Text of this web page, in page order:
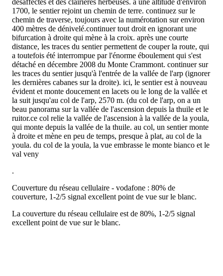
désaffectés et des clairières herbeuses. à une altitude d'environ
1700, le sentier rejoint un chemin de terre. continuez sur le
chemin de traverse, toujours avec la numérotation sur environ
400 mètres de dénivelé.continuer tout droit en ignorant une
bifurcation à droite qui mène à la croix. après une courte
distance, les traces du sentier permettent de couper la route, qui
a toutefois été interrompue par l'énorme éboulement qui s'est
détaché en décembre 2008 du Monte Crammont. continuer sur
les traces du sentier jusqu'à l'entrée de la vallée de l'arp (ignorer
les dernières cabanes sur la droite). ici, le sentier est à nouveau
évident et monte doucement en lacets ou le long de la vallée et
la suit jusqu'au col de l'arp, 2570 m. (du col de l'arp, on a un
beau panorama sur la vallée de l'ascension depuis la thuile et le
ruitor.ce col relie la vallée de l'ascension à la vallée de la youla,
qui monte depuis la vallée de la thuile. au col, un sentier monte
à droite et mène en peu de temps, presque à plat, au col de la
youla. du col de la youla, la vue embrasse le monte bianco et le
val veny
.
Couverture du réseau cellulaire - vodafone : 80% de
couverture, 1-2/5 signal excellent point de vue sur le blanc.
La couverture du réseau cellulaire est de 80%, 1-2/5 signal
excellent point de vue sur le blanc.